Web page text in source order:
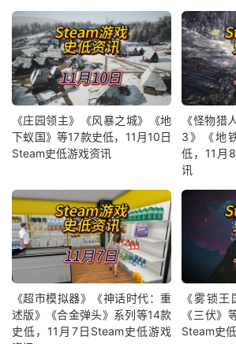
《庄园领主》《风暴之城》《地
下蚁国》等17款史低，11月10日
Steam史低游戏资讯
《怪物猎
3》《地
低，11月
讯
《超市模拟器》《神话时代：重
述版》《合金弹头》系列等14款
史低，11月7日Steam史低游戏
《雾锁
《三伏》
Steam史